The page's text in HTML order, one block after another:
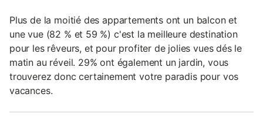
Plus de la moitié des appartements ont un balcon et
une vue (82 % et 59 %) c'est la meilleure destination
pour les rêveurs, et pour profiter de jolies vues dés le
matin au réveil. 29% ont également un jardin, vous
trouverez donc certainement votre paradis pour vos
vacances.